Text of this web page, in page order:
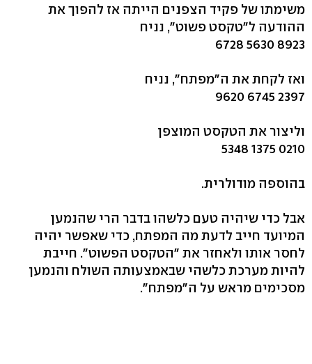
משימתו של פקיד הצפנים הייתה אז להפוך את
ההודעה ל"טקסט פשוט", נניח
8923 5630 6728
ואז לקחת את ה"מפתח", נניח
2397 6745 9620
וליצור את הטקסט המוצפן
0210 1375 5348
בהוספה מודולרית.
אבל כדי שיהיה טעם כלשהו בדבר הרי שהנמען
המיועד חייב לדעת מה המפתח, כדי שאפשר יהיה
לחסר אותו ולאחזר את "הטקסט הפשוט". חייבת
להיות מערכת כלשהי שבאמצעותה השולח והנמען
מסכימים מראש על ה"מפתח".